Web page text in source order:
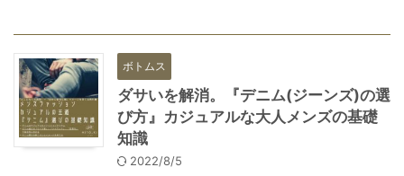
ボトムス
ダサいを解消。『デニム(ジーンズ)の選
び方』カジュアルな大人メンズの基礎
知識
2022/8/5